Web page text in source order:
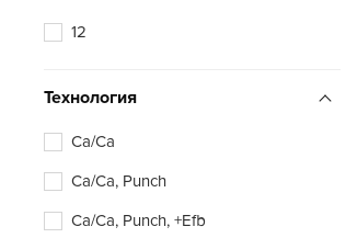
12
Технология
Ca/Ca
Ca/Ca, Punch
Ca/Ca, Punch, +Efb